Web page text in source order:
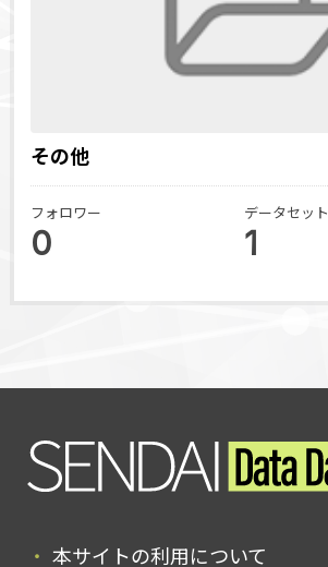
その他
フォロワー
0
データセット
1
本サイトの利用について